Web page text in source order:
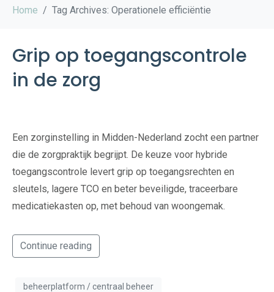
Home Tag Archives: Operationele efficiëntie
Grip op toegangscontrole
in de zorg
Een zorginstelling in Midden-Nederland zocht een partner
die de zorgpraktijk begrijpt. De keuze voor hybride
toegangscontrole levert grip op toegangsrechten en
sleutels, lagere TCO en beter beveiligde, traceerbare
medicatiekasten op, met behoud van woongemak.
Continue reading
beheerplatform / centraal beheer